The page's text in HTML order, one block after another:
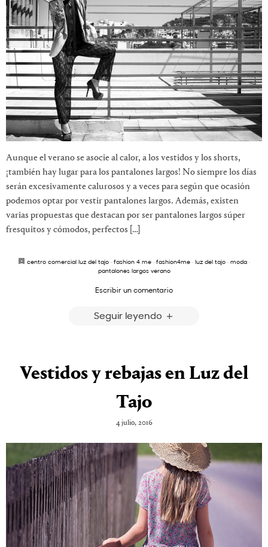
Aunque el verano se asocie al calor, a los vestidos y los shorts,
¡también hay lugar para los pantalones largos! No siempre los días
serán excesivamente calurosos y a veces para según que ocasión
podemos optar por vestir pantalones largos. Además, existen
varias propuestas que destacan por ser pantalones largos súper
fresquitos y cómodos, perfectos […]
centro comercial luz del tajo · fashion 4 me · fashion4me · luz del tajo · moda ·
pantalones largos verano
Escribir un comentario
Seguir leyendo
Vestidos y rebajas en Luz del
Tajo
4 julio, 2016